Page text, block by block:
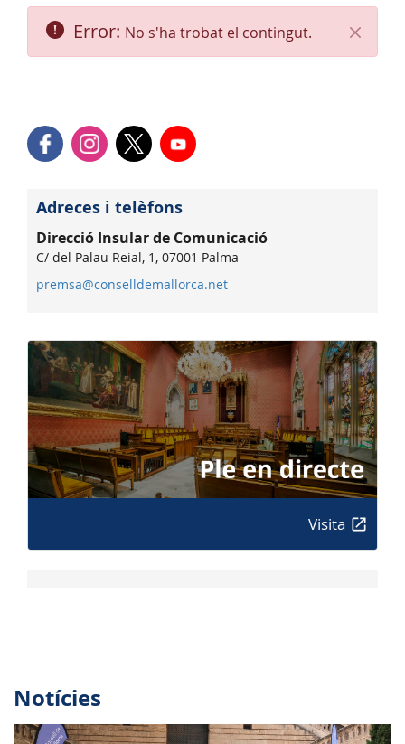
Tanca
Error: No s'ha trobat el contingut.
Adreces i telèfons
Direcció Insular de Comunicació
C/ del Palau Reial, 1, 07001 Palma
premsa@conselldemallorca.net
Visita
Notícies